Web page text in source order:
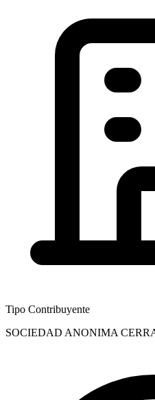
Tipo Contribuyente
SOCIEDAD ANONIMA